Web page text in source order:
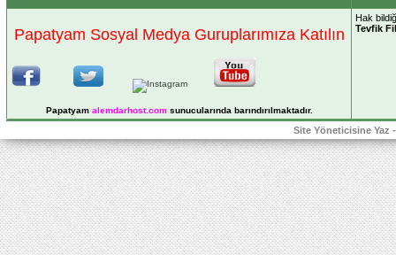
Papatyam Sosyal Medya Guruplarımıza Katılın
Papatyam alemdarhost.comsunucularında barındırılmaktadır.
Hak
Tevfik
Site Yöneticisine Yaz